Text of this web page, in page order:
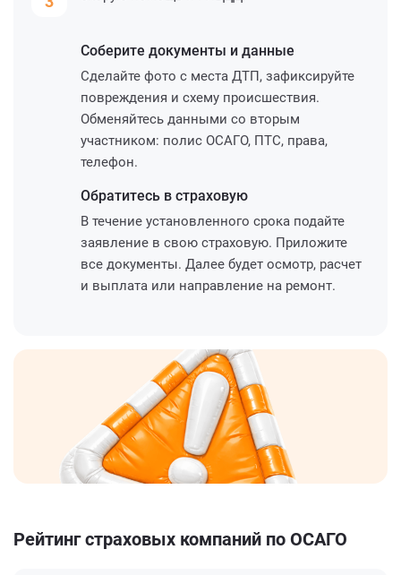
Соберите документы и данные
Сделайте фото с места ДТП, зафиксируйте
повреждения и схему происшествия.
Обменяйтесь данными со вторым
участником: полис ОСАГО, ПТС, права,
телефон.
Обратитесь в страховую
В течение установленного срока подайте
заявление в свою страховую. Приложите
все документы. Далее будет осмотр, расчет
и выплата или направление на ремонт.
Рейтинг страховых компаний по ОСАГО